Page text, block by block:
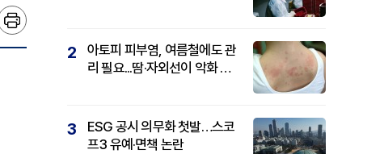
2
아토피 피부염, 여름철에도 관
리 필요...땀·자외선이 악화 요
3
ESG 공시 의무화 첫발…스코
프3 유예·면책 논란